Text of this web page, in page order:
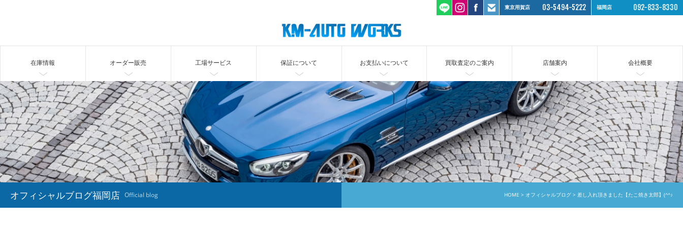
東京用賀店 03-5494-5222 福岡店 092-833-8330
在庫情報 オーダー販売 工場サービス 保証について お支払いについて 買取査定のご案内 店舗案内 会社概要
オフィシャルブログ福岡店 Official blog HOME オフィシャルブログ 差し入れ頂きました【たこ焼き太郎】(^^♪